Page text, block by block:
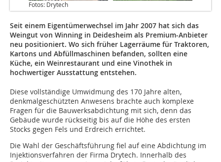
Fotos: Drytech
Seit einem Eigentümerwechsel im Jahr 2007 hat sich das
Weingut von Winning in Deidesheim als Premium-Anbieter
neu positioniert. Wo sich früher Lagerräume für Traktoren,
Kartons und Abfüllmaschinen befanden, sollten eine
Küche, ein Weinrestaurant und eine Vinothek in
hochwertiger Ausstattung entstehen.
Diese vollständige Umwidmung des 170 Jahre alten,
denkmalgeschützten Anwesens brachte auch komplexe
Fragen für die Bauwerksabdichtung mit sich, denn das
Gebäude wurde rückseitig bis auf die Höhe des ersten
Stocks gegen Fels und Erdreich errichtet.
Die Wahl der Geschäftsführung fiel auf eine Abdichtung im
Injektionsverfahren der Firma Drytech. Innerhalb des